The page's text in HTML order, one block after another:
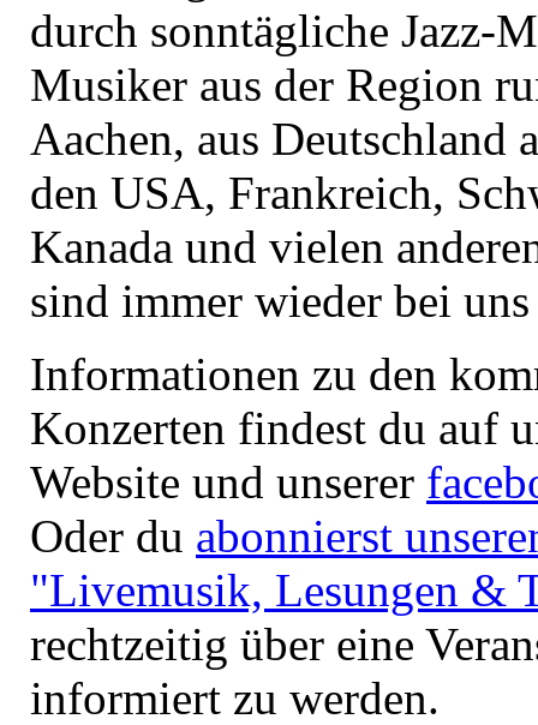
durch sonntägliche Jazz-
Musiker aus der Region
Aachen, aus Deutschland
den USA, Frankreich,
Kanada und vielen
sind immer wieder bei
Informationen zu den
Konzerten findest du auf
Website und unserer
Oder du abonnierst
"Livemusik, Lesungen &
rechtzeitig über eine
informiert zu werden.